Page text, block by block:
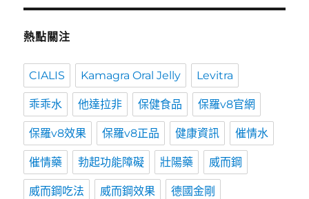
熱點關注
CIALIS Kamagra Oral Jelly Levitra
乖乖水 他達拉非 保健食品 保羅v8官網
保羅v8效果 保羅v8正品 健康資訊 催情水
催情藥 勃起功能障礙 壯陽藥 威而鋼
威而鋼吃法 威而鋼效果 德國金剛